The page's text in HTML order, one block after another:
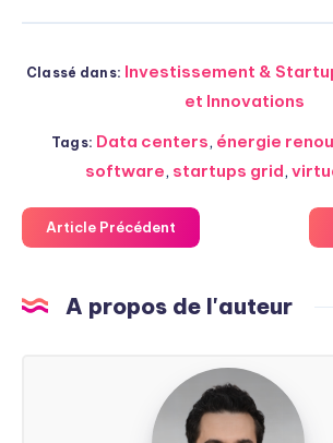
Classé dans: Investissement &
et Innovations
Tags: Data centers, énergie
software, startups grid,
Article Précédent
A propos de l'auteur
Steven
Soarez